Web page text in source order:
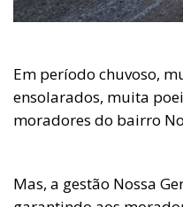
Em período chuvoso,
ensolarados, muita
moradores do bairro
Mas, a gestão Nossa